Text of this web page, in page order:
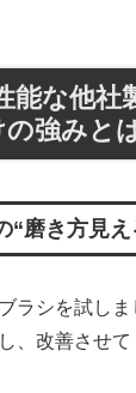
能な他
強みと
“磨き方見
ラシを試し
、改善させ